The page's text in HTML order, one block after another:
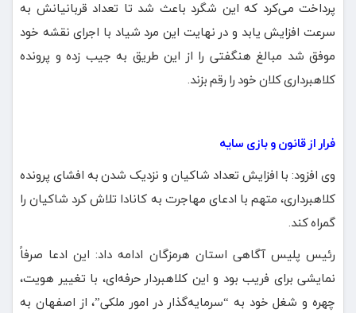
پرداخت می‌کرد که این شگرد باعث شد تا تعداد قربانیانش به
سرعت افزایش یابد و در نهایت این مرد شیاد با اجرای نقشه خود
موفق شد مبالغ هنگفتی را از این طریق به جیب زده و پرونده
کلاهبرداری کلان خود را رقم بزند.
فرار از قانون و بازی سایه
وی افزود: با افزایش تعداد شاکیان و نزدیک شدن به افشای پرونده
کلاهبرداری، متهم با ادعای مهاجرت به کانادا تلاش کرد شاکیان را
گمراه کند.
رئیس پلیس آگاهی استان هرمزگان ادامه داد: این ادعا صرفاً
نمایشی برای فریب بود و این کلاهبردار حرفه‌ای، با تغییر هویت،
چهره و شغل خود به “سرمایه‌گذار در امور ملکی”، از اصفهان به